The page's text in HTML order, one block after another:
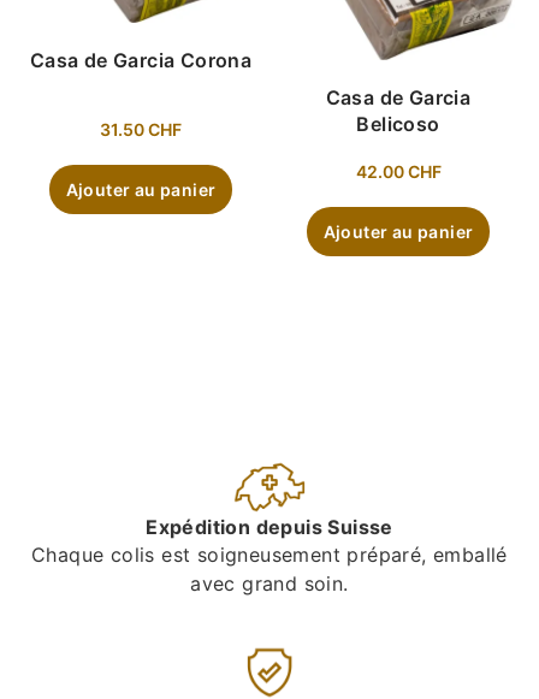
Casa de Garcia Corona
31.50CHF
Ajouter au panier
Casa de Garcia
Belicoso
42.00CHF
Ajouter au panier
Expédition depuis Suisse
Chaque colis est soigneusement préparé, emballé
avec grand soin.